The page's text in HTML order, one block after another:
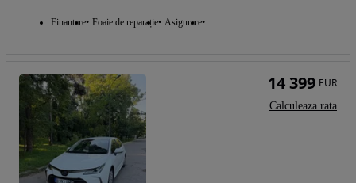
Finantare Foaie de reparație Asigurare
14 399 EUR
Calculeaza rata